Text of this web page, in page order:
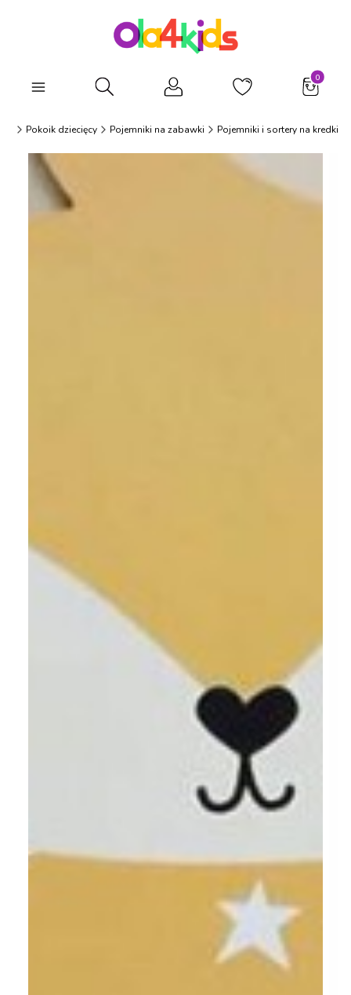
Otwórz wyszukiwarkę
Pokoik dziecięcy Pojemniki na zabawki Pojemniki i sortery na kredki